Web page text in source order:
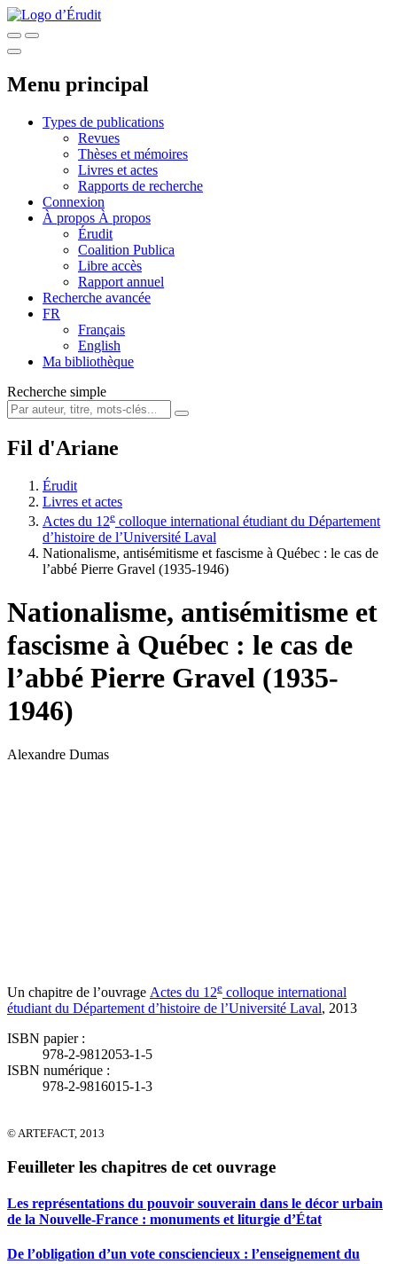
Menu principal
Types de publications
Revues
Thèses et mémoires
Livres et actes
Rapports de recherche
Connexion
À propos À propos
Érudit
Coalition Publica
Libre accès
Rapport annuel
Recherche avancée
FR
Français
English
Ma bibliothèque
Recherche simple
Fil d'Ariane
Érudit
Livres et actes
Actes du 12e colloque international étudiant du Département
d’histoire de l’Université Laval
Nationalisme, antisémitisme et fascisme à Québec : le cas de
l’abbé Pierre Gravel (1935-1946)
Nationalisme, antisémitisme et
fascisme à Québec : le cas de
l’abbé Pierre Gravel (1935-
1946)
Alexandre Dumas
Un chapitre de l’ouvrage Actes du 12e colloque international
étudiant du Département d’histoire de l’Université Laval, 2013
ISBN papier :
978-2-9812053-1-5
ISBN numérique :
978-2-9816015-1-3
© ARTEFACT, 2013
Feuilleter les chapitres de cet ouvrage
Les représentations du pouvoir souverain dans le décor urbain
de la Nouvelle-France : monuments et liturgie d’État
De l’obligation d’un vote consciencieux : l’enseignement du